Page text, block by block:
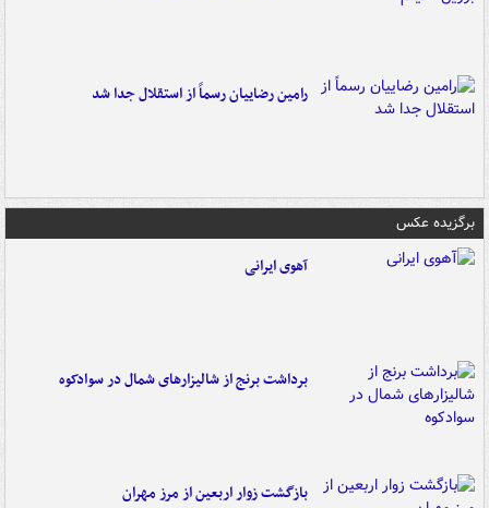
رامین رضاییان رسماً از استقلال جدا شد
برگزیده عکس
آهوی ایرانی
برداشت برنج از شالیزارهای شمال در سوادکوه
بازگشت زوار اربعین از مرز مهران